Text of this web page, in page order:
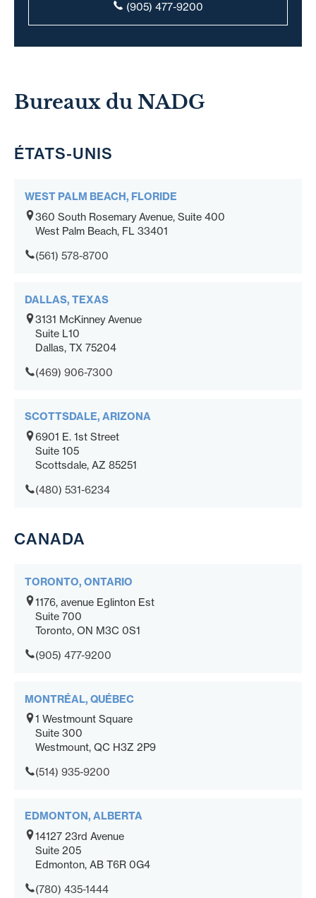
(905) 477-9200
Bureaux du NADG
ÉTATS-UNIS
WEST PALM BEACH, FLORIDE
360 South Rosemary Avenue, Suite 400
West Palm Beach, FL 33401
(561) 578-8700
DALLAS, TEXAS
3131 McKinney Avenue
Suite L10
Dallas, TX 75204
(469) 906-7300
SCOTTSDALE, ARIZONA
6901 E. 1st Street
Suite 105
Scottsdale, AZ 85251
(480) 531-6234
CANADA
TORONTO, ONTARIO
1176, avenue Eglinton Est
Suite 700
Toronto, ON M3C 0S1
(905) 477-9200
MONTRÉAL, QUÉBEC
1 Westmount Square
Suite 300
Westmount, QC H3Z 2P9
(514) 935-9200
EDMONTON, ALBERTA
14127 23rd Avenue
Suite 205
Edmonton, AB T6R 0G4
(780) 435-1444